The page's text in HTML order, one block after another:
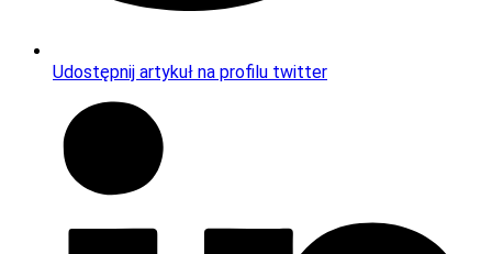
Udostępnij artykuł na profilu twitter